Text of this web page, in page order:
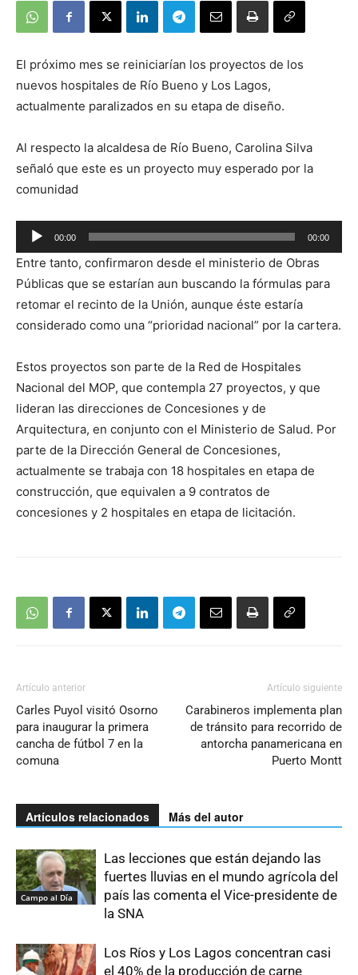
El próximo mes se reiniciarían los proyectos de los
nuevos hospitales de Río Bueno y Los Lagos,
actualmente paralizados en su etapa de diseño.
Al respecto la alcaldesa de Río Bueno, Carolina Silva
señaló que este es un proyecto muy esperado por la
comunidad
Reproductor
de
audio
00:00 00:00
Entre tanto, confirmaron desde el ministerio de Obras
Públicas que se estarían aun buscando la fórmulas para
retomar el recinto de la Unión, aunque éste estaría
considerado como una “prioridad nacional” por la cartera.
Estos proyectos son parte de la Red de Hospitales
Nacional del MOP, que contempla 27 proyectos, y que
lideran las direcciones de Concesiones y de
Arquitectura, en conjunto con el Ministerio de Salud. Por
parte de la Dirección General de Concesiones,
actualmente se trabaja con 18 hospitales en etapa de
construcción, que equivalen a 9 contratos de
concesiones y 2 hospitales en etapa de licitación.
Artículo anterior
Carles Puyol visitó Osorno
para inaugurar la primera
cancha de fútbol 7 en la
comuna
Artículo siguiente
Carabineros implementa plan
de tránsito para recorrido de
antorcha panamericana en
Puerto Montt
Artículos relacionados Más del autor
Campo al Día
Las lecciones que están dejando las
fuertes lluvias en el mundo agrícola del
país las comenta el Vice-presidente de
la SNA
Los Ríos y Los Lagos concentran casi
el 40% de la producción de carne